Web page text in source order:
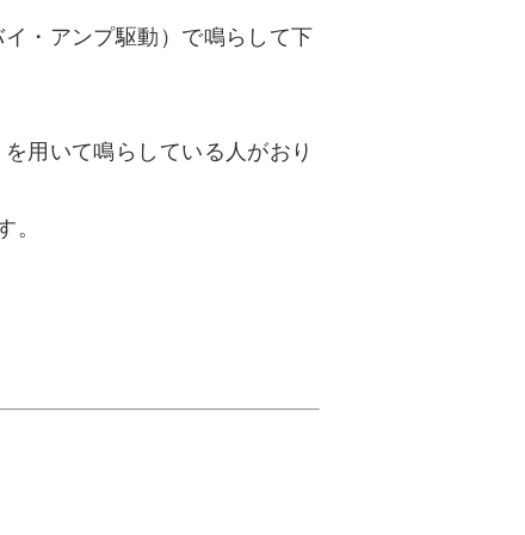
・アンプ駆動）で鳴らして下
用いて鳴らしている人がおり
。